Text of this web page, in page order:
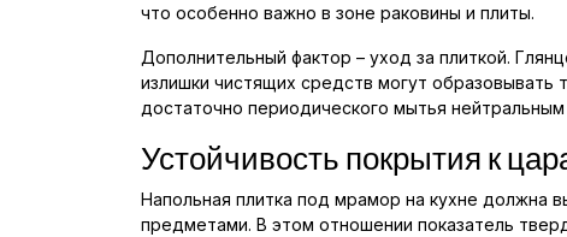
что особенно важно в зоне раковины и плиты.
Дополнительный фактор – уход за плиткой.
излишки чистящих средств могут
достаточно периодического мытья
Устойчивость покрытия к
Напольная плитка под мрамор на кухне должна
предметами. В этом отношении показатель